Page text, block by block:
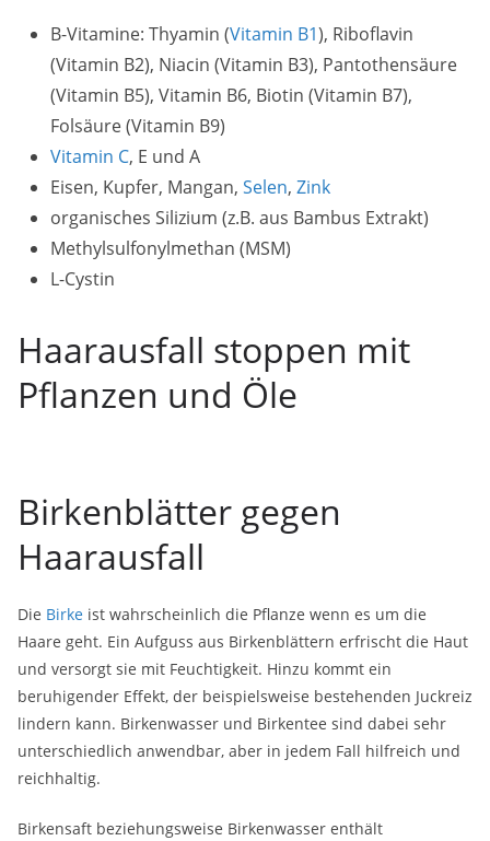
B-Vitamine: Thyamin (Vitamin B1), Riboflavin
(Vitamin B2), Niacin (Vitamin B3), Pantothensäure
(Vitamin B5), Vitamin B6, Biotin (Vitamin B7),
Folsäure (Vitamin B9)
Vitamin C, E und A
Eisen, Kupfer, Mangan, Selen, Zink
organisches Silizium (z.B. aus Bambus Extrakt)
Methylsulfonylmethan (MSM)
L-Cystin
Haarausfall stoppen mit
Pflanzen und Öle
Birkenblätter gegen
Haarausfall
Die Birke ist wahrscheinlich die Pflanze wenn es um die
Haare geht. Ein Aufguss aus Birkenblättern erfrischt die Haut
und versorgt sie mit Feuchtigkeit. Hinzu kommt ein
beruhigender Effekt, der beispielsweise bestehenden Juckreiz
lindern kann. Birkenwasser und Birkentee sind dabei sehr
unterschiedlich anwendbar, aber in jedem Fall hilfreich und
reichhaltig.
Birkensaft beziehungsweise Birkenwasser enthält